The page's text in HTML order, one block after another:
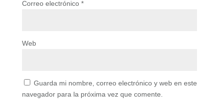
Correo electrónico *
Web
Guarda mi nombre, correo electrónico y web en este
navegador para la próxima vez que comente.